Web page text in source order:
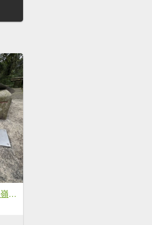
20250830台南關仔嶺大凍山步道